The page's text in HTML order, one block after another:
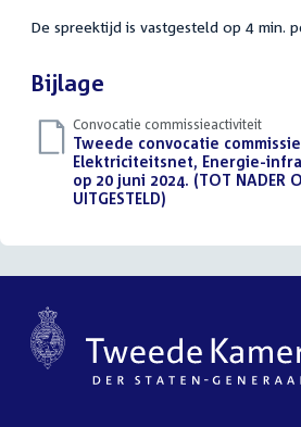
De spreektijd is vastgesteld op 4 min.
Bijlage
Convocatie commissieactiviteit
Download
bestand:
Tweede convocatie
Elektriciteitsnet, Energie-
op 20 juni 2024. (TOT NADER
UITGESTELD)